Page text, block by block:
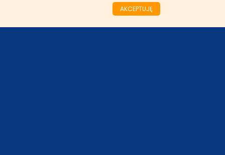
AKCEPTUJĘ
Copyright © 2011 - 2026 bywww.tvnfakty.pl| Wszystkie prawa